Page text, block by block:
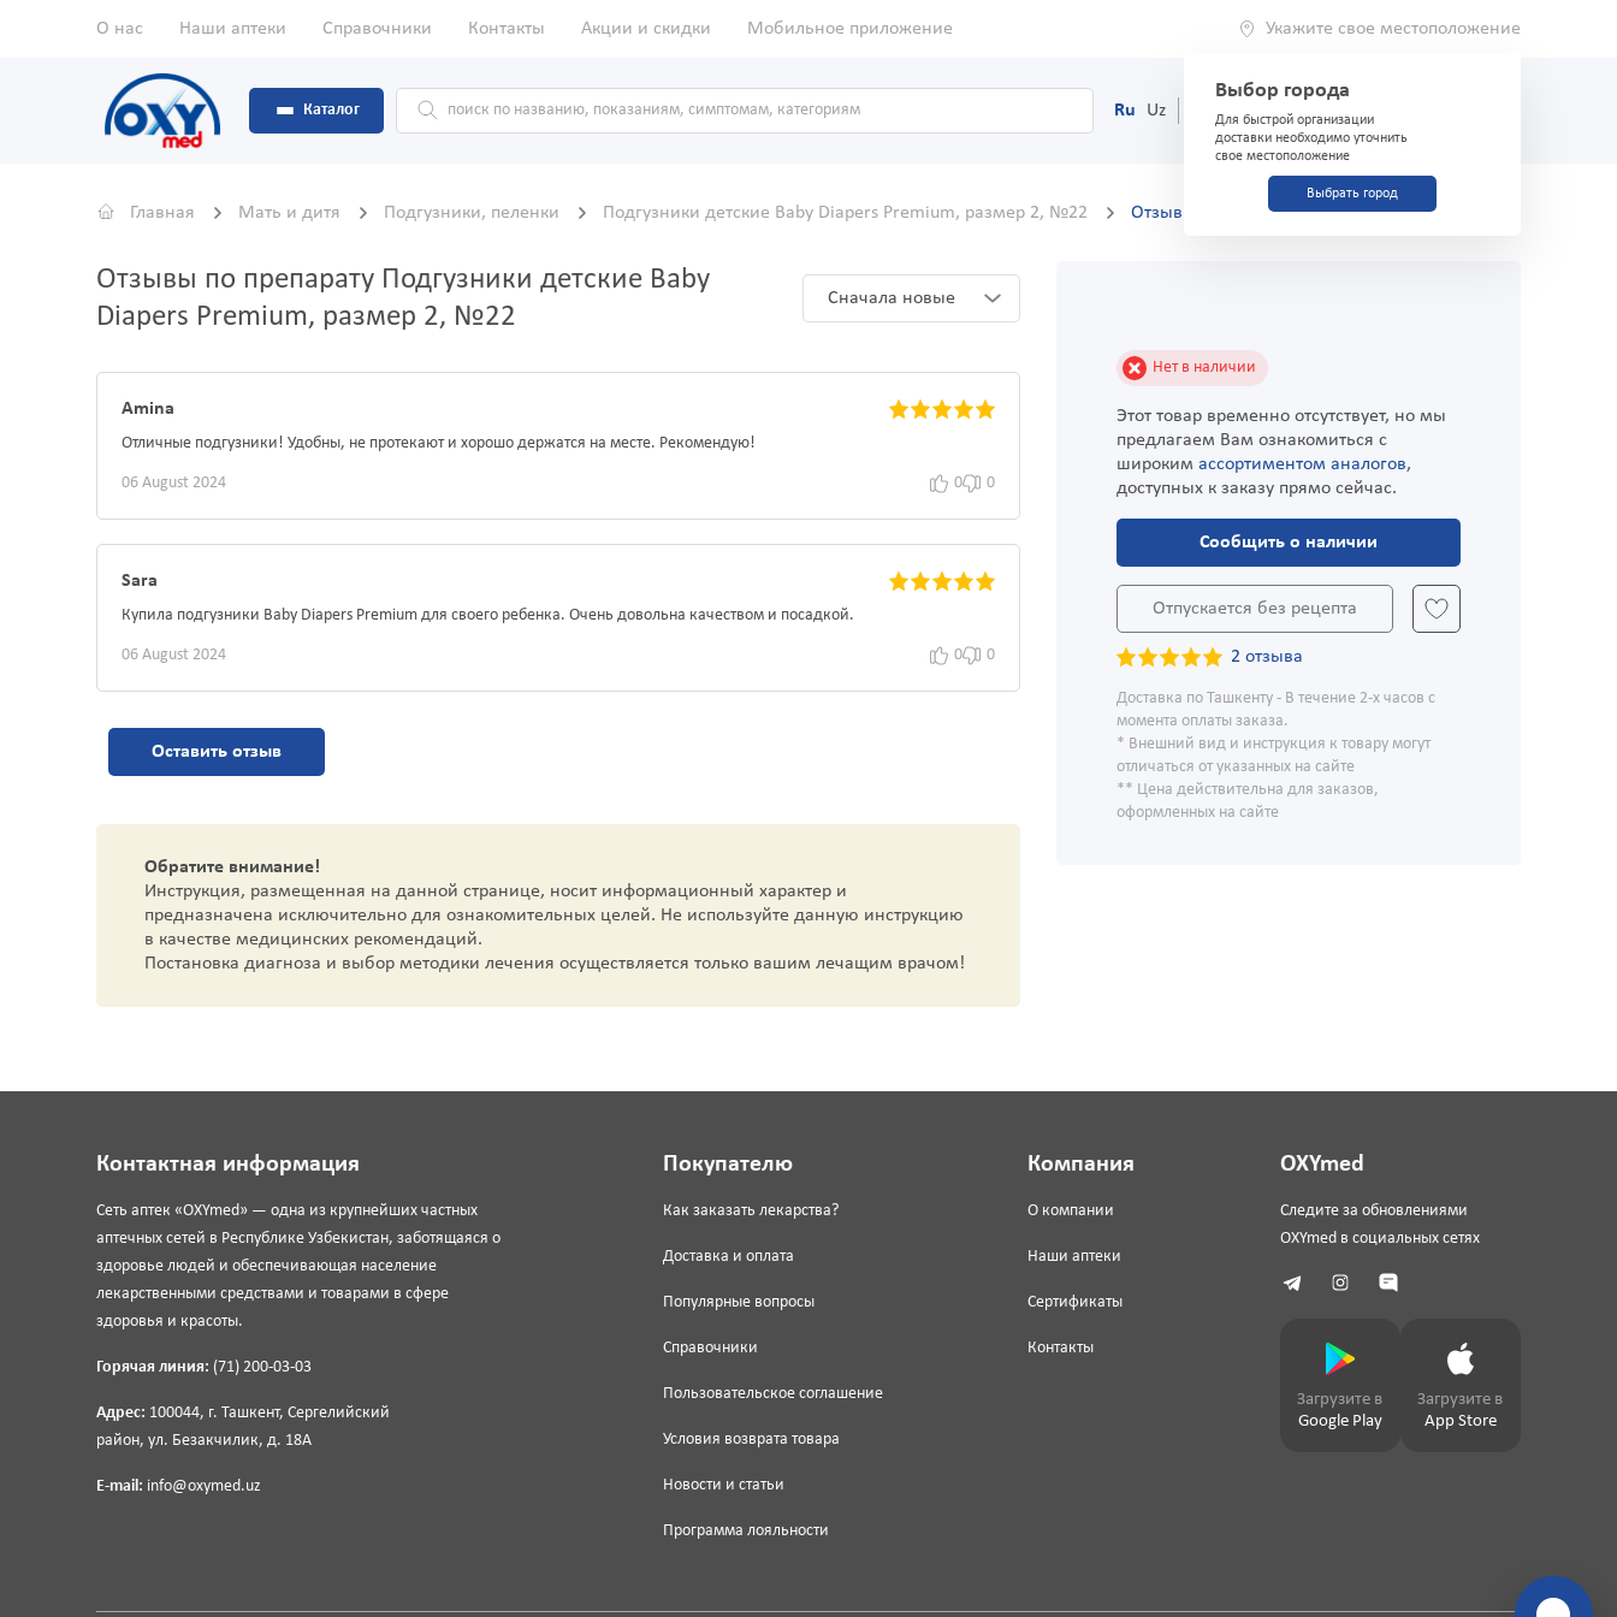
О нас Наши аптеки Справочники Контакты Акции и скидки Мобильное приложение Укажите свое местоположение
Выбор города
Для быстрой организации
доставки необходимо уточнить
свое местоположение
Выбрать город
Каталог Ru Uz (71) 200-03-03
Главная Мать и дитя Подгузники, пеленки Подгузники детские Baby Diapers Premium, размер 2, №22 Отзывы
Отзывы по препарату Подгузники детские Baby
Diapers Premium, размер 2, №22
Сначала новые
Amina
Отличные подгузники! Удобны, не протекают и хорошо держатся на месте. Рекомендую!
06 August 2024 0 0
Sara
Купила подгузники Baby Diapers Premium для своего ребенка. Очень довольна качеством и посадкой.
06 August 2024 0 0
Оставить отзыв
Обратите внимание!
Инструкция, размещенная на данной странице, носит информационный характер и
предназначена исключительно для ознакомительных целей. Не используйте данную инструкцию
в качестве медицинских рекомендаций.
Постановка диагноза и выбор методики лечения осуществляется только вашим лечащим врачом!
Нет в наличии
Этот товар временно отсутствует, но мы
предлагаем Вам ознакомиться с
широким ассортиментом аналогов,
доступных к заказу прямо сейчас.
Сообщить о наличии
Отпускается без рецепта
2 отзыва
Доставка по Ташкенту - В течение 2-х часов с
момента оплаты заказа.
* Внешний вид и инструкция к товару могут
отличаться от указанных на сайте
** Цена действительна для заказов,
оформленных на сайте
Контактная информация
Сеть аптек «OXYmed» — одна из крупнейших частных
аптечных сетей в Республике Узбекистан, заботящаяся о
здоровье людей и обеспечивающая население
лекарственными средствами и товарами в сфере
здоровья и красоты.
Горячая линия: (71) 200-03-03
Адрес: 100044, г. Ташкент, Сергелийский
район, ул. Безакчилик, д. 18А
E-mail: info@oxymed.uz
Покупателю
Как заказать лекарства?
Доставка и оплата
Популярные вопросы
Справочники
Пользовательское соглашение
Условия возврата товара
Новости и статьи
Программа лояльности
Компания
О компании
Наши аптеки
Сертификаты
Контакты
OXYmed
Следите за обновлениями
OXYmed в социальных сетях
Загрузите в
Google Play
Загрузите в
App Store